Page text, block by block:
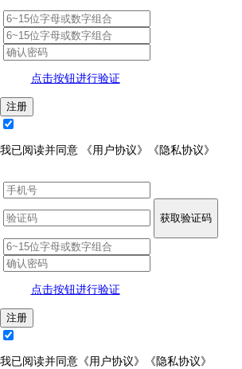
点击按钮进行验证
注册
我已阅读并同意 《用户协议》 《隐私协议》
获取验证码
点击按钮进行验证
注册
我已阅读并同意 《用户协议》 《隐私协议》